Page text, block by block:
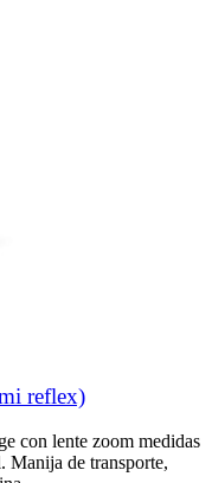
reflex)
con lente zoom medidas
Manija de transporte,